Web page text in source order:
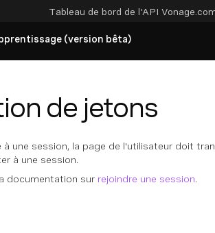
Tableau de bord de l'API
(version bêta)
de jetons
une session, la page de l'utilisateur doit
à une session.
documentation sur rejoindre une session.